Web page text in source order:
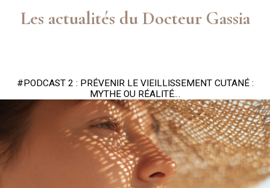
Les actualités du Docteur Gassia
#PODCAST 2 : PRÉVENIR LE VIEILLISSEMENT CUTANÉ :
MYTHE OU RÉALITÉ…